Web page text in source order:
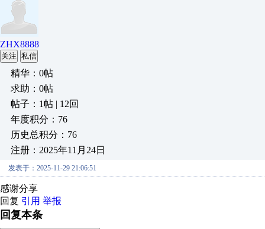
ZHX8888
关注 私信
精华：0帖
求助：0帖
帖子：1帖 | 12回
年度积分：76
历史总积分：76
注册：2025年11月24日
发表于：2025-11-29 21:06:51
感谢分享
回复 引用 举报
回复本条